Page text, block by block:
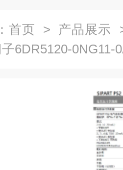
首页 > 产品展示
6DR5120-0NG11-